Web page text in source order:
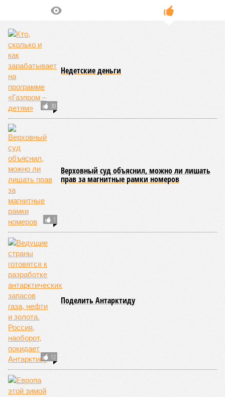
30
Недетские деньги
1
Верховный суд объяснил, можно ли лишать
прав за магнитные рамки номеров
12
Поделить Антарктиду